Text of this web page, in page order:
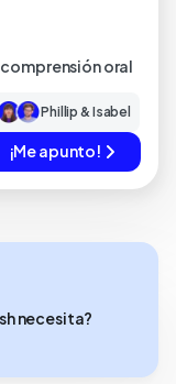
oral
Phillip & Isabel
¡Me apunto!
necesita?